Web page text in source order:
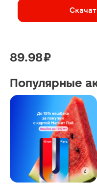
89.98 ₽
Популярные